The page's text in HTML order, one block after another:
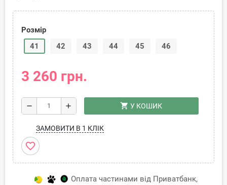
Розмір
41
42 43 44 45 46
3 260 грн.
remove add shopping_cart У КОШИК
ЗАМОВИТИ В 1 КЛІК
favorite_border
Оплата частинами від Приватбанк,